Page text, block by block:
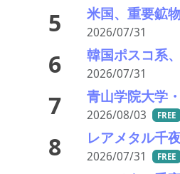
5 2026/07/31
6 2026/07/31
7 2026/08/03 FREE
8 2026/07/31 FREE